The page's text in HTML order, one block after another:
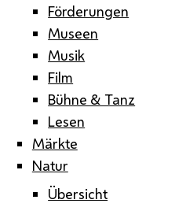
Förderungen
Museen
Musik
Film
Bühne & Tanz
Lesen
Märkte
Natur
Übersicht